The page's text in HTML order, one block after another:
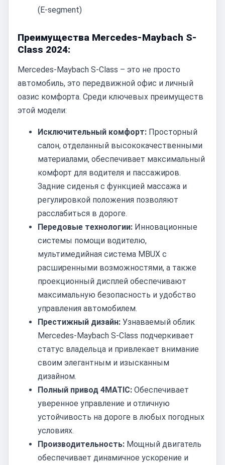
(E-segment)
Преимущества Mercedes-Maybach S-
Class 2024:
Mercedes-Maybach S-Class – это не просто
автомобиль, это передвижной офис и личный
оазис комфорта. Среди ключевых преимуществ
этой модели:
Исключительный комфорт: Просторный
салон, отделанный высококачественными
материалами, обеспечивает максимальный
комфорт для водителя и пассажиров.
Задние сиденья с функцией массажа и
регулировкой положения позволяют
расслабиться в дороге.
Передовые технологии: Инновационные
системы помощи водителю,
мультимедийная система MBUX с
расширенными возможностями, а также
проекционный дисплей обеспечивают
максимальную безопасность и удобство
управления автомобилем.
Престижный дизайн: Узнаваемый облик
Mercedes-Maybach S-Class подчеркивает
статус владельца и привлекает внимание
своим элегантным и изысканным
дизайном.
Полный привод 4MATIC: Обеспечивает
уверенное управление и отличную
устойчивость на дороге в любых погодных
условиях.
Производительность: Мощный двигатель
обеспечивает динамичное ускорение и